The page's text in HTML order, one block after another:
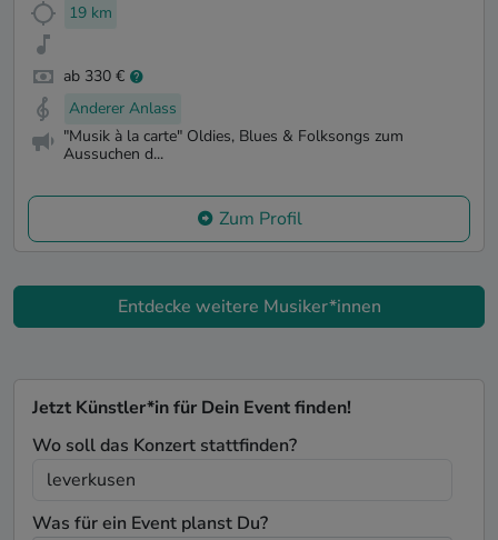
19 km
ab 330 €
Anderer Anlass
"Musik à la carte" Oldies, Blues & Folksongs zum
Aussuchen d...
Zum Profil
Entdecke weitere Musiker*innen
Jetzt Künstler*in für Dein Event finden!
Wo soll das Konzert stattfinden?
Was für ein Event planst Du?